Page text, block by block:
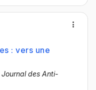
: vers une
Journal des Anti-